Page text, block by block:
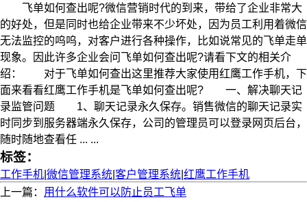
飞单如何查出呢?微信营销时代的到来，带给了企业非常大
的好处，但是同时也给企业带来不少坏处，因为员工利用着微信
无法监控的呜呜，对客户进行各种操作，比如说常见的飞单走单
现象。因此许多企业会问飞单如何查出呢?请看下文的相关介
绍： 对于飞单如何查出这里推荐大家使用红鹰工作手机，下
面来看看红鹰工作手机是飞单如何查出呢? 一、解决聊天记
录监管问题 1、聊天记录永久保存。销售微信的聊天记录实
时同步到服务器端永久保存，公司的管理员可以登录网页后台，
随时随地查看任 ... ...
标签：
工作手机 微信管理系统 客户管理系统 红鹰工作手机
上一篇： 用什么软件可以防止员工飞单